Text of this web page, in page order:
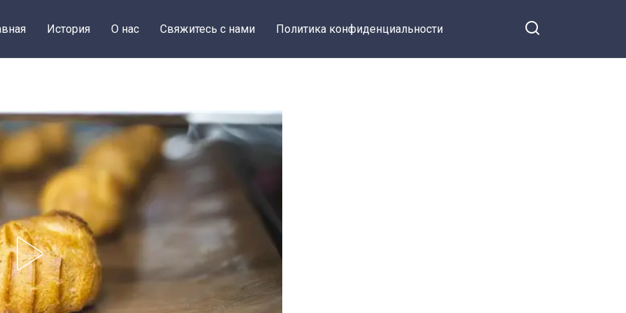
История О нас Свяжитесь с нами Политика конфиденциальности